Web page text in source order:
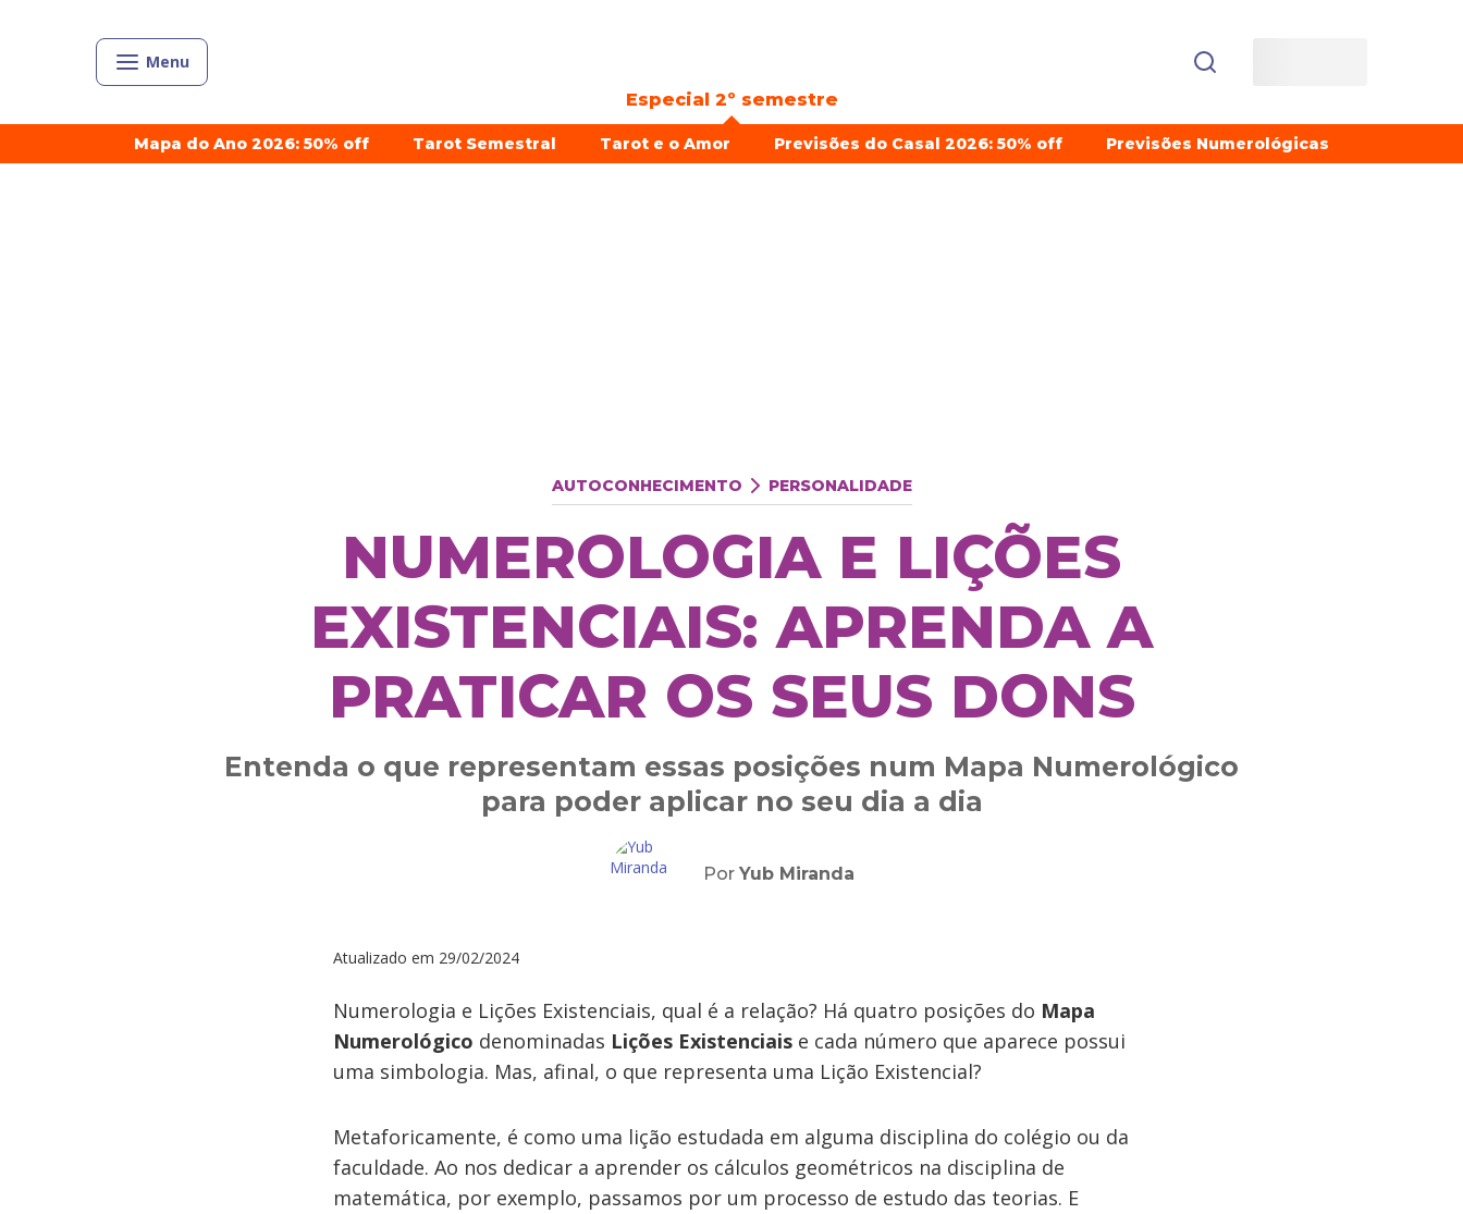
Menu
Especial 2º semestre
Mapa do Ano 2026: 50% off Tarot Semestral Tarot e o Amor Previsões do Casal 2026: 50% off Previsões Numerológicas
AUTOCONHECIMENTO PERSONALIDADE
NUMEROLOGIA E LIÇÕES
EXISTENCIAIS: APRENDA A
PRATICAR OS SEUS DONS
Entenda o que representam essas posições num Mapa Numerológico
para poder aplicar no seu dia a dia
Por Yub Miranda
Atualizado em 29/02/2024
Numerologia e Lições Existenciais, qual é a relação? Há quatro posições do Mapa
Numerológico denominadas Lições Existenciais e cada número que aparece possui
uma simbologia. Mas, afinal, o que representa uma Lição Existencial?
Metaforicamente, é como uma lição estudada em alguma disciplina do colégio ou da
faculdade. Ao nos dedicar a aprender os cálculos geométricos na disciplina de
matemática, por exemplo, passamos por um processo de estudo das teorias. E